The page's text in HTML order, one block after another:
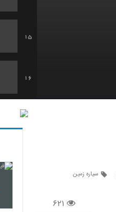
15
16
17
سیاره زمین
۶۲۱